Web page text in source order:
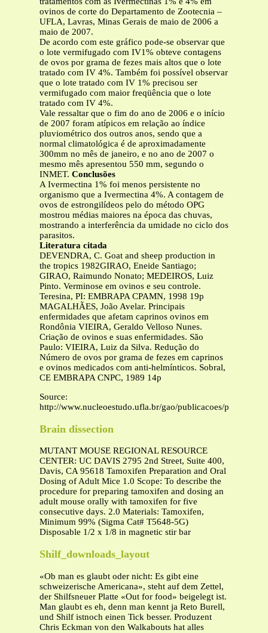
ovinos de corte do Departamento de Zootecnia –
UFLA, Lavras, Minas Gerais de maio de 2006 a
maio de 2007.
De acordo com este gráfico pode-se observar que
o lote vermifugado com IV1% obteve contagens
de ovos por grama de fezes mais altos que o lote
tratado com IV 4%. Também foi possível observar
que o lote tratado com IV 1% precisou ser
vermifugado com maior freqüência que o lote
tratado com IV 4%.
Vale ressaltar que o fim do ano de 2006 e o início
de 2007 foram atípicos em relação ao índice
pluviométrico dos outros anos, sendo que a
normal climatológica é de aproximadamente
300mm no mês de janeiro, e no ano de 2007 o
mesmo mês apresentou 550 mm, segundo o
INMET. Conclusões
A Ivermectina 1% foi menos persistente no
organismo que a Ivermectina 4%. A contagem de
ovos de estrongilídeos pelo do método OPG
mostrou médias maiores na época das chuvas,
mostrando a interferência da umidade no ciclo dos
parasitos.
Literatura citada
DEVENDRA, C. Goat and sheep production in
the tropics 1982GIRAO, Eneide Santiago;
GIRAO, Raimundo Nonato; MEDEIROS, Luiz
Pinto. Verminose em ovinos e seu controle.
Teresina, PI: EMBRAPA CPAMN, 1998 19p
MAGALHÃES, João Avelar. Principais
enfermidades que afetam caprinos ovinos em
Rondônia VIEIRA, Geraldo Velloso Nunes.
Criação de ovinos e suas enfermidades. São
Paulo: VIEIRA, Luiz da Silva. Redução do
Número de ovos por grama de fezes em caprinos
e ovinos medicados com anti-helmínticos. Sobral,
CE EMBRAPA CNPC, 1989 14p
Source:
http://www.nucleoestudo.ufla.br/gao/publicacoes/
Brain dissection
MUTANT MOUSE REGIONAL RESOURCE
CENTER: UC DAVIS 2795 2nd Street, Suite 400,
Davis, CA 95618 Tamoxifen Preparation and Oral
Dosing of Adult Mice 1.0 Scope: To describe the
procedure for preparing tamoxifen and dosing an
adult mouse orally with tamoxifen for five
consecutive days. 2.0 Materials: Tamoxifen,
Minimum 99% (Sigma Cat# T5648-5G)
Disposable 1/2 x 1/8 in magnetic stir bar
Shilf_downloads_layout
«Ob man es glaubt oder nicht: Es gibt eine
schweizerische Americana», steht auf dem Zettel,
der Shilfsneuer Platte «Out for food» beigelegt ist.
Man glaubt es eh, denn man kennt ja Reto Burell,
und Shilf istnoch einen Tick besser. Produzent
Chris Eckman von den Walkabouts hat alles